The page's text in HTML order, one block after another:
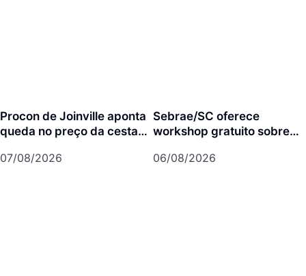
Procon de Joinville aponta
queda no preço da cesta
07/08/2026
Sebrae/SC oferece
workshop gratuito sobre
06/08/2026